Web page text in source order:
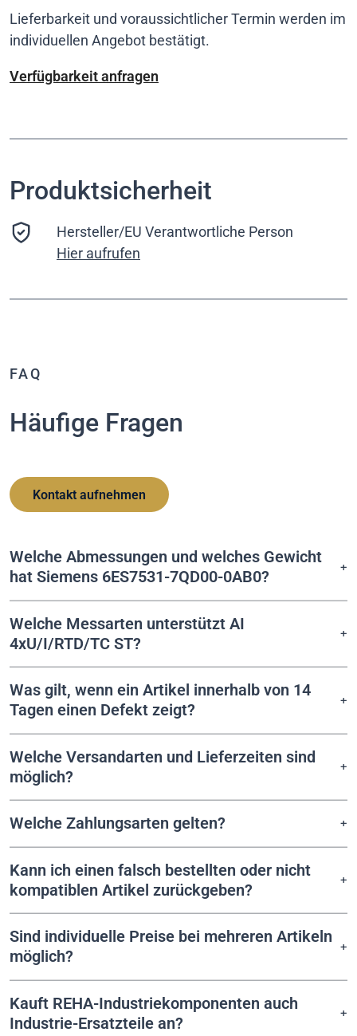
Lieferbarkeit und voraussichtlicher Termin werden im
individuellen Angebot bestätigt.
Verfügbarkeit anfragen
Produktsicherheit
Hersteller/EU Verantwortliche Person
Hier aufrufen
FAQ
Häufige Fragen
Kontakt aufnehmen
Welche Abmessungen und welches Gewicht
hat Siemens 6ES7531-7QD00-0AB0?
Welche Messarten unterstützt AI
4xU/I/RTD/TC ST?
Was gilt, wenn ein Artikel innerhalb von 14
Tagen einen Defekt zeigt?
Welche Versandarten und Lieferzeiten sind
möglich?
Welche Zahlungsarten gelten?
Kann ich einen falsch bestellten oder nicht
kompatiblen Artikel zurückgeben?
Sind individuelle Preise bei mehreren Artikeln
möglich?
Kauft REHA-Industriekomponenten auch
Industrie-Ersatzteile an?